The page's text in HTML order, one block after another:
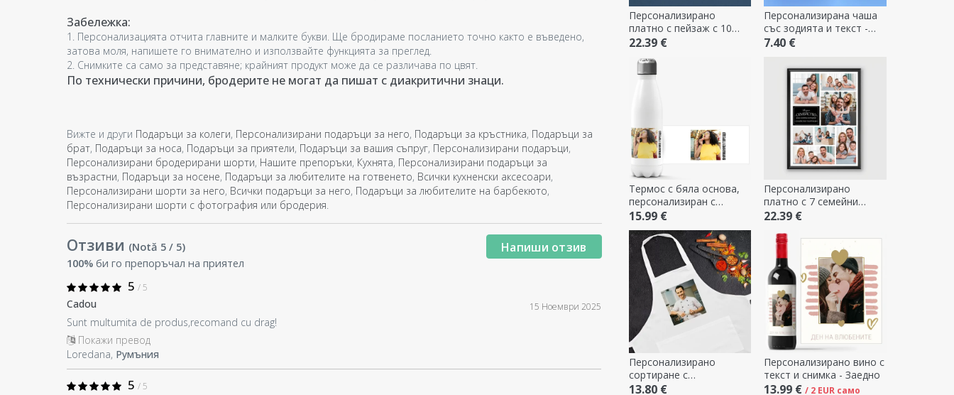
Персонализирано
платно с пейзаж с 10
снимки, модел номер 90
22.39 €
Персонализирана чаша
със зодията и текст -
Близнаци
7.40 €
Термос с бяла основа,
персонализиран с
фотография и текст
15.99 €
Персонализирано
платно с 7 семейни
снимки
22.39 €
Персонализирано
сортиране с
фотография
13.80 €
Персонализирано вино с
текст и снимка - Заедно
13.99 €/ 2 EUR само
Забележка:
1. Персонализацията отчита главните и малките букви. Ще бродираме посланието точно както е въведено,
затова моля, напишете го внимателно и използвайте функцията за преглед.
2. Снимките са само за представяне; крайният продукт може да се различава по цвят.
По технически причини, бродерите не могат да пишат с диакритични знаци.
Вижте и други Подаръци за колеги, Персонализирани подаръци за него, Подаръци за кръстника, Подаръци за
брат, Подаръци за носа, Подаръци за приятели, Подаръци за вашия съпруг, Персонализирани подаръци,
Персонализирани бродерирани шорти, Нашите препоръки, Кухнята, Персонализирани подаръци за
възрастни, Подаръци за носене, Подаръци за любителите на готвенето, Всички кухненски аксесоари,
Персонализирани шорти за него, Всички подаръци за него, Подаръци за любителите на барбекюто,
Персонализирани шорти с фотография или бродерия.
Отзиви (Notă 5 / 5)
100% би го препоръчал на приятел
Напиши отзив
5 / 5
Cadou 15 Ноември 2025
Sunt multumita de produs,recomand cu drag!
Покажи превод
Loredana, Румъния
5 / 5